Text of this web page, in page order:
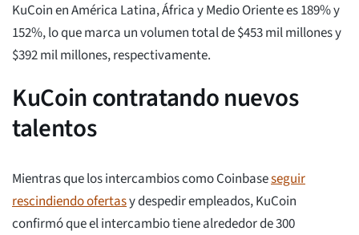
KuCoin en América Latina, África y Medio Oriente es 189% y
152%, lo que marca un volumen total de $453 mil millones y
$392 mil millones, respectivamente.
KuCoin contratando nuevos
talentos
Mientras que los intercambios como Coinbaseseguir
rescindiendo ofertasy despedir empleados, KuCoin
confirmó que el intercambio tiene alrededor de 300